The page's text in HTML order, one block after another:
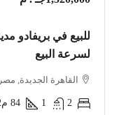
لسرعة البيع
القاهرة الجديدة, مصر
2
1
84 م2